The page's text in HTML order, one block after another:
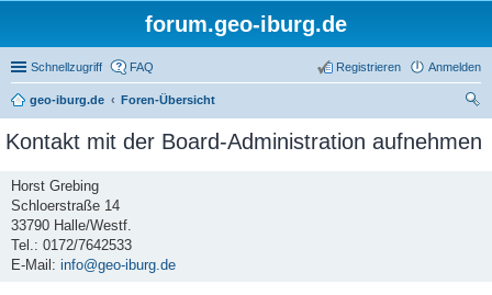
forum.geo-iburg.de
Schnellzugriff FAQ Anmelden
Registrieren
geo-iburg.de
Foren-Übersicht
he
Kontakt mit der Board-Administration aufnehmen
Horst Grebing
Schloerstraße 14
33790 Halle/Westf.
Tel.: 0172/7642533
E-Mail: info@geo-iburg.de